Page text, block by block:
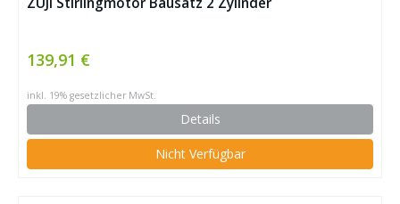
139,91 €
inkl. 19% gesetzlicher MwSt.
Details
Nicht Verfügbar